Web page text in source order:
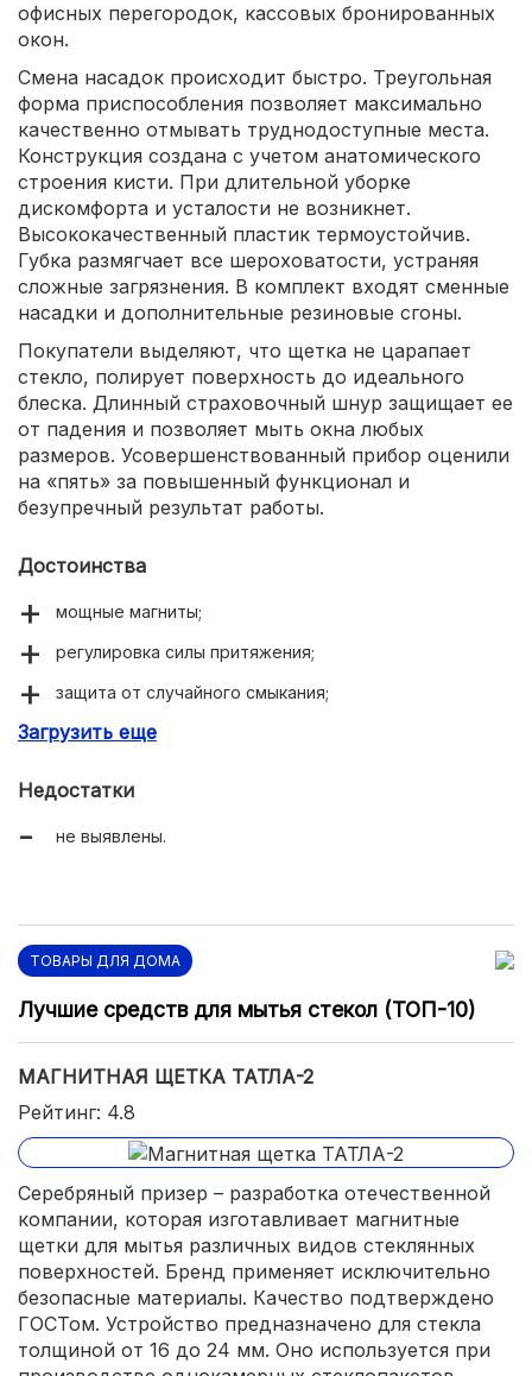
офисных перегородок, кассовых бронированных
окон.
Смена насадок происходит быстро. Треугольная
форма приспособления позволяет максимально
качественно отмывать труднодоступные места.
Конструкция создана с учетом анатомического
строения кисти. При длительной уборке
дискомфорта и усталости не возникнет.
Высококачественный пластик термоустойчив.
Губка размягчает все шероховатости, устраняя
сложные загрязнения. В комплект входят сменные
насадки и дополнительные резиновые сгоны.
Покупатели выделяют, что щетка не царапает
стекло, полирует поверхность до идеального
блеска. Длинный страховочный шнур защищает ее
от падения и позволяет мыть окна любых
размеров. Усовершенствованный прибор оценили
на «пять» за повышенный функционал и
безупречный результат работы.
Достоинства
мощные магниты;
регулировка силы притяжения;
защита от случайного смыкания;
качественная очистка без потеков.
Загрузить еще
Недостатки
не выявлены.
ТОВАРЫ ДЛЯ ДОМА
Лучшие средств для мытья стекол (ТОП-10)
МАГНИТНАЯ ЩЕТКА ТАТЛА-2
Рейтинг: 4.8
Серебряный призер – разработка отечественной
компании, которая изготавливает магнитные
щетки для мытья различных видов стеклянных
поверхностей. Бренд применяет исключительно
безопасные материалы. Качество подтверждено
ГОСТом. Устройство предназначено для стекла
толщиной от 16 до 24 мм. Оно используется при